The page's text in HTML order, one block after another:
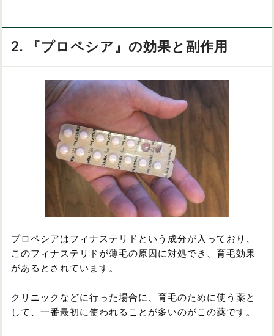
2. 『プロペシア』の効果と副作用
プロペシアはフィナステリドという成分が入っており、
このフィナステリドが薄毛の原因に対処でき、育毛効果
があるとされています。
クリニックなどに行った場合に、育毛のために使う薬と
して、一番最初に使われることが多いのがこの薬です。